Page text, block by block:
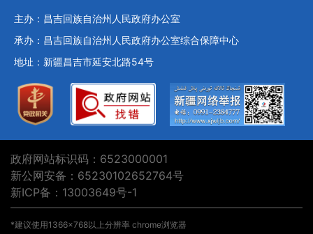
主办：昌吉回族自治州人民政府办公室
承办：昌吉回族自治州人民政府办公室综合保障中心
地址：新疆昌吉市延安北路54号
政府网站标识码：6523000001
新公网安备：65230102652764号
新ICP备：13003649号-1
*建议使用1366×768以上分辨率 chrome浏览器